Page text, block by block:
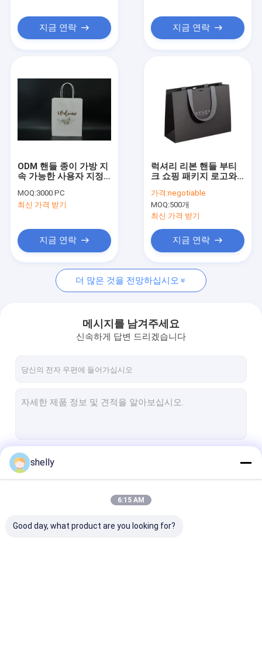
제품
공장 여행
뉴스
대형 지대
개인화 된 종이 봉지
핸들 포장 봉지
커피 컵 슬리브
지금 연락 지금 연락
ODM 핸들 종이 가방 지
속 가능한 사용자 지정
MOQ:3000 PC
최신 가격 받기
지금 연락
럭셔리 리본 핸들 부티
크 쇼핑 패키지 로고와
가격:negotiable
MOQ:500개
최신 가격 받기
지금 연락
더 많은 것을 전망하십시오
메시지를 남겨주세요
신속하게 답변 드리겠습니다
shelly
6:15 AM
Good day, what product are you looking for?